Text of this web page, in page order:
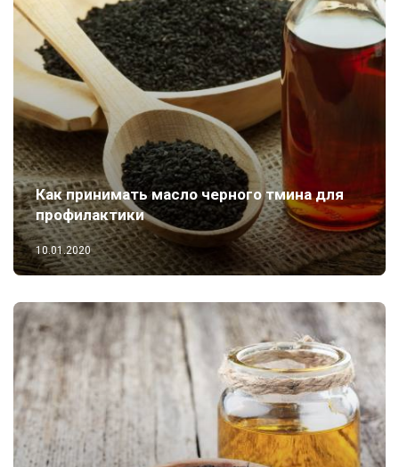
Как принимать масло черного тмина для
профилактики
10.01.2020